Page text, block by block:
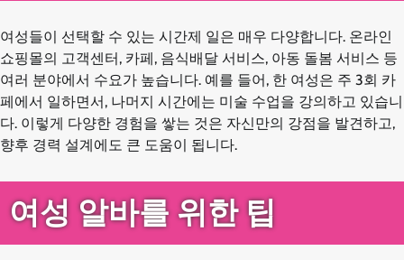
여성들이 선택할 수 있는 시간제 일은 매우 다양합니다. 온라인
쇼핑몰의 고객센터, 카페, 음식배달 서비스, 아동 돌봄 서비스 등
여러 분야에서 수요가 높습니다. 예를 들어, 한 여성은 주 3회 카
페에서 일하면서, 나머지 시간에는 미술 수업을 강의하고 있습니
다. 이렇게 다양한 경험을 쌓는 것은 자신만의 강점을 발견하고,
향후 경력 설계에도 큰 도움이 됩니다.
여성 알바를 위한 팁